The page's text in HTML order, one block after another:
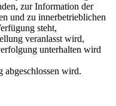
zur Information der
und zu innerbetrieblichen
steht,
veranlasst wird,
unterhalten wird
abgeschlossen wird.